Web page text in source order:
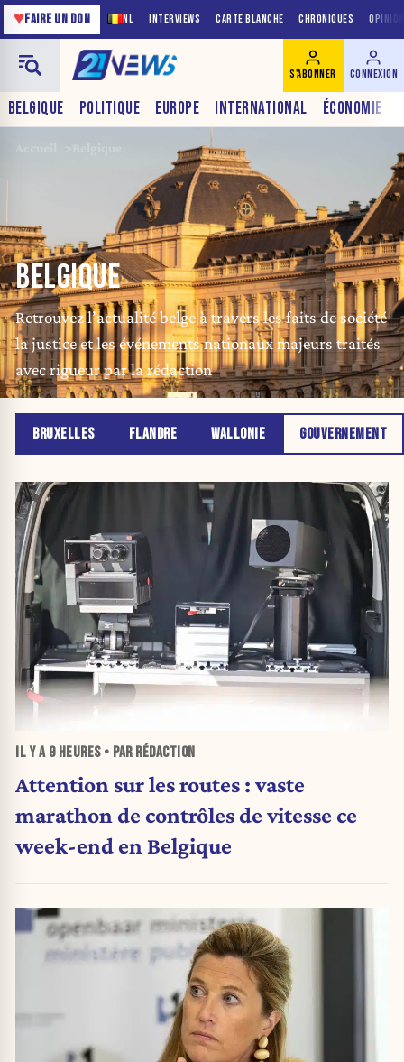
NL INTERVIEWS CARTE BLANCHE CHRONIQUES
♥FAIRE UN DON
BELGIQUE POLITIQUE EUROPE INTERNATIONAL ÉCONOMIE
S'ABONNER CONNEXION
BELGIQUE
Retrouvez l’actualité belge à travers les faits de société
la justice et les événements nationaux majeurs traités
avec rigueur par la rédaction
BRUXELLES FLANDRE WALLONIE GOUVERNEMENT
IL Y A 9 HEURES• PAR RÉDACTION
Attention sur les routes : vaste
marathon de contrôles de vitesse ce
week-end en Belgique